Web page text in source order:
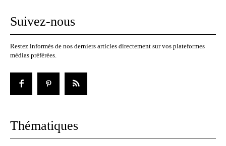
Suivez-nous
Restez informés de nos derniers articles directement sur vos plateformes
médias préférées.
Thématiques